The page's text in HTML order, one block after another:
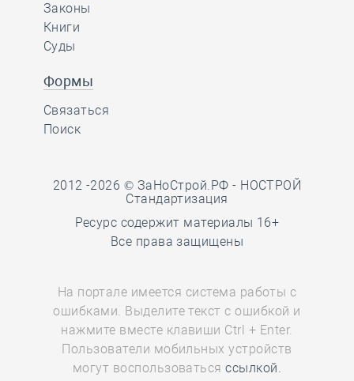
Законы
Книги
Суды
Формы
Связаться
Поиск
2012 -2026 © ЗаНоСтрой.РФ - НОСТРОЙ
Стандартизация
Ресурс содержит материалы 16+
Все права защищены
На портале имеется система работы с
ошибками. Выделите текст с ошибкой и
нажмите вместе клавиши Ctrl + Enter.
Пользователи мобильных устройств
могут воспользоватьсяссылкой.